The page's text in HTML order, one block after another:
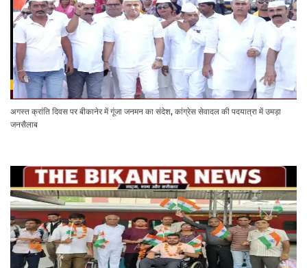
अगस्त क्रांति दिवस पर बीकानेर में गूंजा जनमन का संदेश, कांग्रेस सेवादल की पदयात्रा में उमड़ा
जनसैलाब